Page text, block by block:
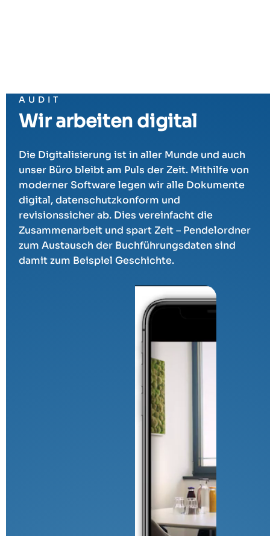
AUDIT
Wir arbeiten digital
Die Digitalisierung ist in aller Munde und auch
unser Büro bleibt am Puls der Zeit. Mithilfe von
moderner Software legen wir alle Dokumente
digital, datenschutzkonform und
revisionssicher ab. Dies vereinfacht die
Zusammenarbeit und spart Zeit – Pendelordner
zum Austausch der Buchführungsdaten sind
damit zum Beispiel Geschichte.